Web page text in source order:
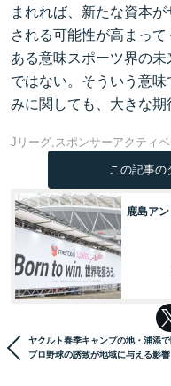
まれれば、新たな資本
される可能性が高まって
ある意味スポーツ界の
ではない。そういう意
みに関しても、大きな期
Jリーグ スポンサーアクティ
この記事の
鹿島ア
ヤクルト春季キャンプの地・浦添で
プロ野球の誘致が地域に与える影響